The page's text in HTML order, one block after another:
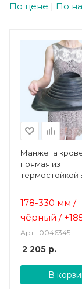
По цене | По
Манжета
прямая из
термостойкой
178-330 мм /
чёрный /
Арт.: 0046345
2 205 р.
В